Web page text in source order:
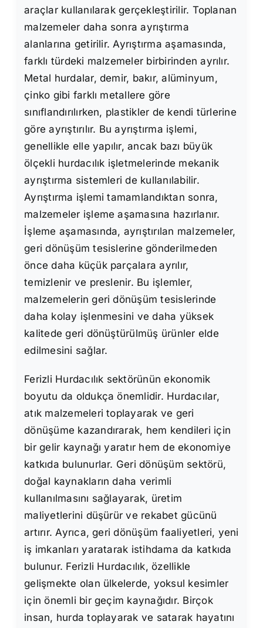
araçlar kullanılarak gerçekleştirilir. Toplanan
malzemeler daha sonra ayrıştırma
alanlarına getirilir. Ayrıştırma aşamasında,
farklı türdeki malzemeler birbirinden ayrılır.
Metal hurdalar, demir, bakır, alüminyum,
çinko gibi farklı metallere göre
sınıflandırılırken, plastikler de kendi türlerine
göre ayrıştırılır. Bu ayrıştırma işlemi,
genellikle elle yapılır, ancak bazı büyük
ölçekli hurdacılık işletmelerinde mekanik
ayrıştırma sistemleri de kullanılabilir.
Ayrıştırma işlemi tamamlandıktan sonra,
malzemeler işleme aşamasına hazırlanır.
İşleme aşamasında, ayrıştırılan malzemeler,
geri dönüşüm tesislerine gönderilmeden
önce daha küçük parçalara ayrılır,
temizlenir ve preslenir. Bu işlemler,
malzemelerin geri dönüşüm tesislerinde
daha kolay işlenmesini ve daha yüksek
kalitede geri dönüştürülmüş ürünler elde
edilmesini sağlar.
Ferizli Hurdacılık sektörünün ekonomik
boyutu da oldukça önemlidir. Hurdacılar,
atık malzemeleri toplayarak ve geri
dönüşüme kazandırarak, hem kendileri için
bir gelir kaynağı yaratır hem de ekonomiye
katkıda bulunurlar. Geri dönüşüm sektörü,
doğal kaynakların daha verimli
kullanılmasını sağlayarak, üretim
maliyetlerini düşürür ve rekabet gücünü
artırır. Ayrıca, geri dönüşüm faaliyetleri, yeni
iş imkanları yaratarak istihdama da katkıda
bulunur. Ferizli Hurdacılık, özellikle
gelişmekte olan ülkelerde, yoksul kesimler
için önemli bir geçim kaynağıdır. Birçok
insan, hurda toplayarak ve satarak hayatını